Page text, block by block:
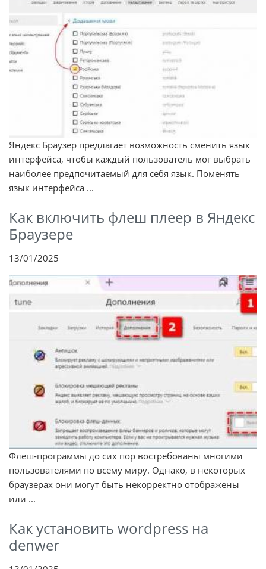
Яндекс Браузер предлагает возможность сменить язык
интерфейса, чтобы каждый пользователь мог выбрать
наиболее предпочитаемый для себя язык. Поменять
язык интерфейса ...
Как включить флеш плеер в Яндекс
Браузере
13/01/2025
Флеш-программы до сих пор востребованы многими
пользователями по всему миру. Однако, в некоторых
браузерах они могут быть некорректно отображены
или ...
Как установить wordpress на
denwer